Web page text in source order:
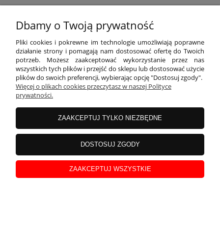
Serwetki 50th Birthday, biały, 33x33cm
Kubeczki 50th Birthday, złoty, 220ml 6szt
Dbamy o Twoją prywatność
Pliki cookies i pokrewne im technologie umożliwiają poprawne
działanie strony i pomagają nam dostosować ofertę do Twoich
potrzeb. Możesz zaakceptować wykorzystanie przez nas
wszystkich tych plików i przejść do sklepu lub dostosować użycie
plików do swoich preferencji, wybierając opcję "Dostosuj zgody".
Więcej o plikach cookies przeczytasz w naszej Polityce
prywatności.
ZAAKCEPTUJ TYLKO NIEZBĘDNE
DOSTOSUJ ZGODY
ZAAKCEPTUJ WSZYSTKIE